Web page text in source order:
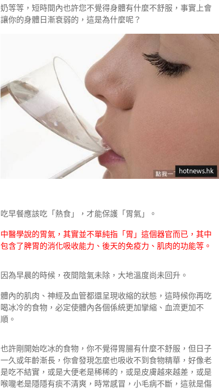
奶等等，短時間內也許您不覺得身體有什麼不舒服，事實上會
讓你的身體日漸衰弱的，這是為什麼呢？
吃早餐應該吃「熱食」，才能保護「胃氣」。
中醫學說的胃氣，其實並不單純指「胃」這個器官而已，其中
包含了脾胃的消化吸收能力、後天的免疫力、肌肉的功能等。
因為早晨的時候，夜間陰氣未除，大地溫度尚未回升。
體內的肌肉、神經及血管都還呈現收縮的狀態，這時候你再吃
喝冰冷的食物，必定使體內各個係統更加攣縮、血流更加不
順。
也許剛開始吃冰的食物，你不覺得胃腸有什麼不舒服，但日子
一久或年齡漸長，你會發現怎麼也吸收不到食物精華，好像老
是吃不結實，或是大便老是稀稀的，或是皮膚越來越差，或是
喉嚨老是隱隱有痰不清爽，時常感冒，小毛病不斷，這就是傷